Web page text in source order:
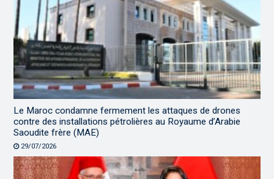
Le Maroc condamne fermement les attaques de drones
contre des installations pétrolières au Royaume d’Arabie
Saoudite frère (MAE)
29/07/2026